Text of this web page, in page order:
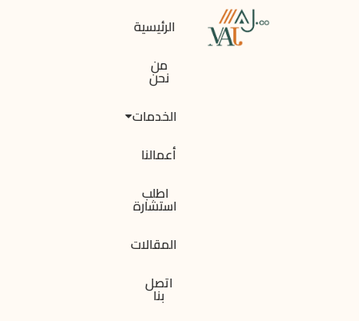
الرئيسية
من
نحن
الخدمات
أعمالنا
اطلب
استشارة
المقالات
اتصل
بنا